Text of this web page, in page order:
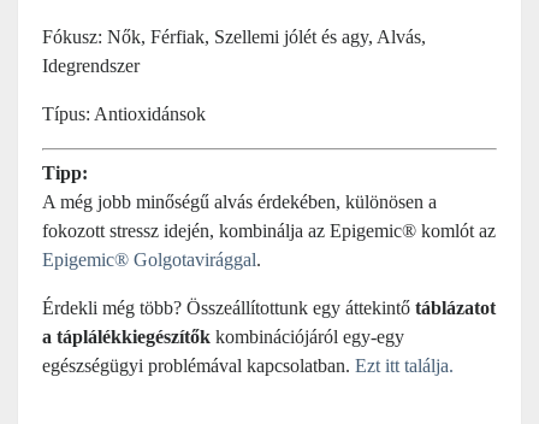
Fókusz: Nők, Férfiak, Szellemi jólét és agy, Alvás,
Idegrendszer
Típus: Antioxidánsok
Tipp:
A még jobb minőségű alvás érdekében, különösen a
fokozott stressz idején, kombinálja az Epigemic® komlót az
Epigemic® Golgotavirággal.
Érdekli még több? Összeállítottunk egy áttekintő táblázatot
a táplálékkiegészítők kombinációjáról egy-egy
egészségügyi problémával kapcsolatban. Ezt itt találja.